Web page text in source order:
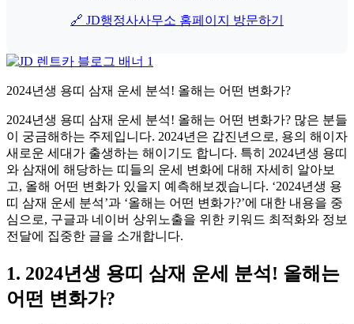
🔗 JD행정사사무소 홈페이지 방문하기
2024년생 용띠 삼재 운세 분석! 올해는 어떤 변화가?
2024년생 용띠 삼재 운세 분석! 올해는 어떤 변화가? 많은 분들
이 궁금해하는 주제입니다. 2024년은 갑진년으로, 용의 해이자
새로운 세대가 출생하는 해이기도 합니다. 특히 2024년생 용띠
와 삼재에 해당하는 띠들의 운세 변화에 대해 자세히 알아보
고, 올해 어떤 변화가 있을지 예측해보겠습니다. ‘2024년생 용
띠 삼재 운세 분석’과 ‘올해는 어떤 변화가?’에 대한 내용을 중
심으로, 구글과 네이버 상위노출을 위한 키워드 최적화와 정보
전달에 집중한 글을 소개합니다.
1. 2024년생 용띠 삼재 운세 분석! 올해는
어떤 변화가?